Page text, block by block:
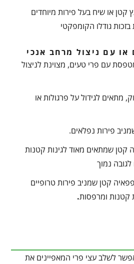
קטן או שיח בעל פירות מיוחדים
גודלו הקומפקטי
עם ניצול מרחב אנכי
עם פרי טעים, מצוינת לניצול
מתאים לגידול על פרגולות או
פירות נפלאים.
קטן שמתאים מאוד לגינות קטנות
לגובה נמוך
פפאיה קטן שמניב פירות טרופיים
קטנות ומרפסות.
לשלב עצי פרי המאפיינים את